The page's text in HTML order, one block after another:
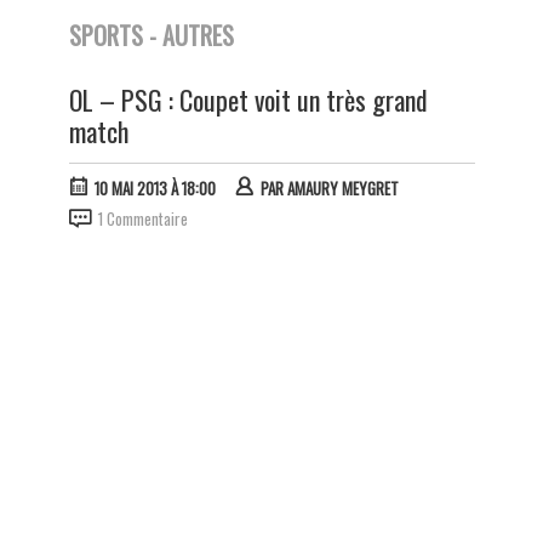
SPORTS - AUTRES
OL – PSG : Coupet voit un très grand
match
10 MAI 2013 À 18:00 PARAMAURY MEYGRET
1 Commentaire